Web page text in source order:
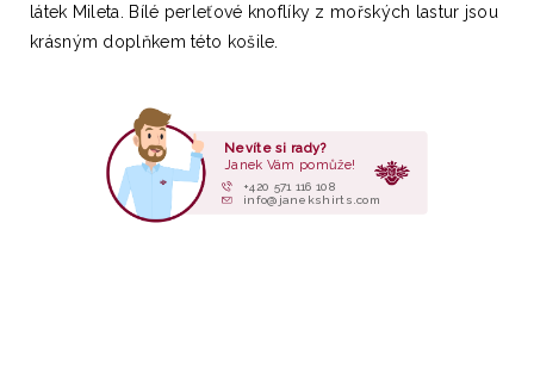
látek Mileta. Bílé perleťové knoflíky z mořských lastur jsou
krásným doplňkem této košile.
Nevíte si rady?
Janek Vám pomůže!
+420 571 116 108
info@janekshirts.com